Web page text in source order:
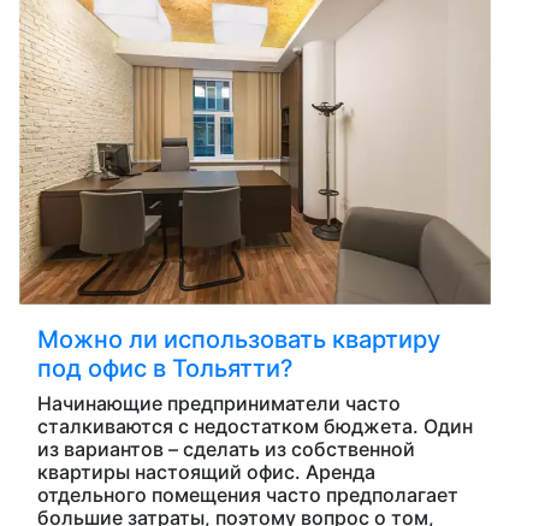
Можно ли использовать квартиру
под офис в Тольятти?
Начинающие предприниматели часто
сталкиваются с недостатком бюджета. Один
из вариантов – сделать из собственной
квартиры настоящий офис. Аренда
отдельного помещения часто предполагает
большие затраты, поэтому вопрос о том,